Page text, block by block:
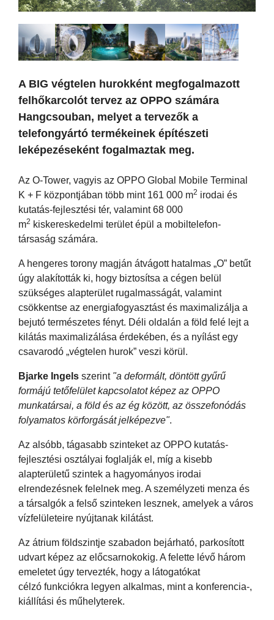
A BIG végtelen hurokként megfogalmazott
felhőkarcolót tervez az OPPO számára
Hangcsouban, melyet a tervezők a
telefongyártó termékeinek építészeti
leképezéseként fogalmaztak meg.
Az O-Tower, vagyis az OPPO Global Mobile Terminal
K + F központjában több mint 161 000 m2 irodai és
kutatás-fejlesztési tér, valamint 68 000
m2 kiskereskedelmi terület épül a mobiltelefon-
társaság számára.
A hengeres torony magján átvágott hatalmas „O” betűt
úgy alakították ki, hogy biztosítsa a cégen belül
szükséges alapterület rugalmasságát, valamint
csökkentse az energiafogyasztást és maximalizálja a
bejutó természetes fényt. Déli oldalán a föld felé lejt a
kilátás maximalizálása érdekében, és a nyílást egy
csavarodó „végtelen hurok” veszi körül.
Bjarke Ingels szerint "a deformált, döntött gyűrű
formájú tetőfelület kapcsolatot képez az OPPO
munkatársai, a föld és az ég között, az összefonódás
folyamatos körforgását jelképezve".
Az alsóbb, tágasabb szinteket az OPPO kutatás-
fejlesztési osztályai foglalják el, míg a kisebb
alapterületű szintek a hagyományos irodai
elrendezésnek felelnek meg. A személyzeti menza és
a társalgók a felső szinteken lesznek, amelyek a város
vízfelületeire nyújtanak kilátást.
Az átrium földszintje szabadon bejárható, parkosított
udvart képez az előcsarnokokig. A felette lévő három
emeletet úgy tervezték, hogy a látogatókat
célzó funkciókra legyen alkalmas, mint a konferencia-,
kiállítási és műhelyterek.